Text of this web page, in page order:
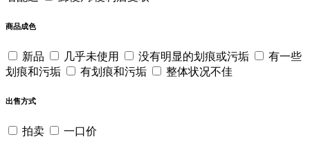
商品成色
新品 几乎未使用 没有明显的划痕或污垢
有一些
划痕和污垢
有划痕和污垢 整体状况不佳
出售方式
拍卖 一口价